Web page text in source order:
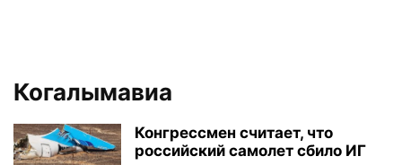
Когалымавиа
Конгрессмен считает, что
российский самолет сбило ИГ